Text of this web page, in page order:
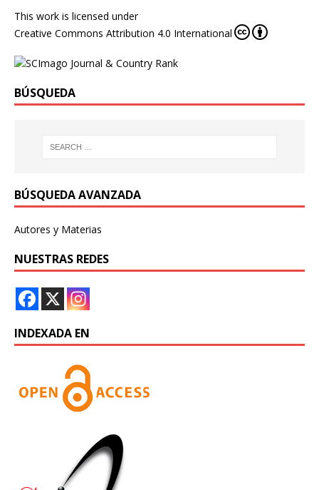
This work is licensed under
Creative Commons Attribution 4.0 International
BÚSQUEDA
BÚSQUEDA AVANZADA
Autores y Materias
NUESTRAS REDES
INDEXADA EN